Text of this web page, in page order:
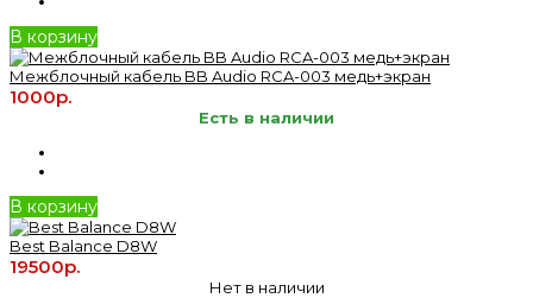
В корзину
Межблочный кабель BB Audio RCA-003 медь+экран
1000р.
Есть в наличии
В корзину
Best Balance D8W
19500р.
Нет в наличии